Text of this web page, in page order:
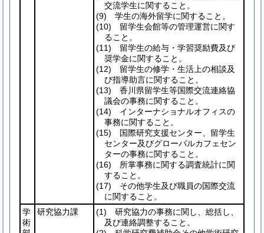
交流学生に関すること。
(9) 学生の海外留学に関すること。
(10) 留学生会館等の管理運営に関す
ること。
(11) 留学生の給与・学習奨励費及び
奨学金に関すること。
(12) 留学生の修学・生活上の相談及
び指導助言に関すること。
(13) 香川県留学生等国際交流連絡協
議会の事務に関すること。
(14) インターナショナルオフィスの
事務に関すること。
(15) 国際研究支援センター、留学生
センター及びグローバルカフェセン
ターの事務に関すること。
(16) 所掌事務に関する調査統計に関
すること。
(17) その他学生及び職員の国際交流
に関すること。
学
術
研究協力課 (1) 研究協力の事務に関し、総括し、
及び連絡調整すること。